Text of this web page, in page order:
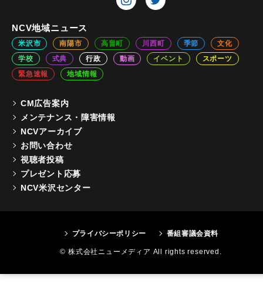
NCV地域ニュース
米沢市 南陽市 高畠町 川西町 季節
文化
学校
式典 行政 動画 イベント
スポーツ
緊急速報
地域情報
CM広告案内
メンテナンス・障害情報
NCVアーカイブ
お問い合わせ
視聴者投稿
プレゼント応募
NCV米沢センター
プライバシーポリシー 番組審議会資料
© 株式会社ニューメディア All rights reserved.